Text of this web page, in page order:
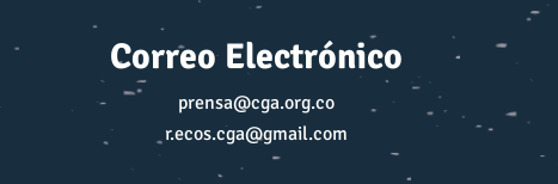
Correo Electrónico
prensa@cga.org.co
r.ecos.cga@gmail.com